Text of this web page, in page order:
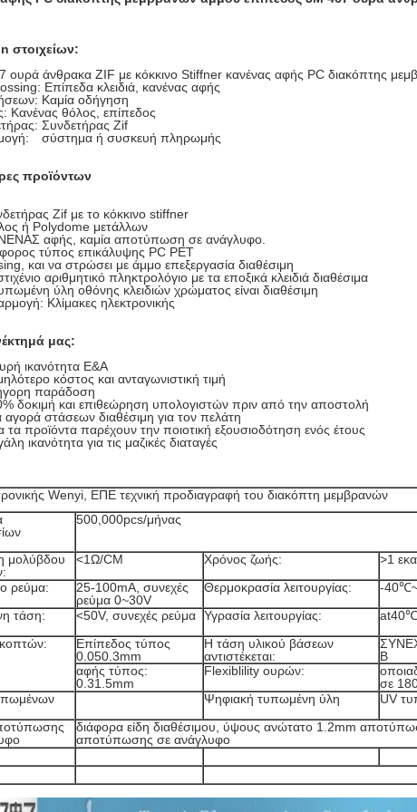
στοιχείων:
ουρά άνθρακα ZIF με κόκκινο Stiffner κανένας αφής PC διακόπτης
Επίπεδα κλειδιά, κανένας αφής
Καμία οδήγηση
θόλος, επίπεδος
Συνδετήρας Zif
σύστημα ή συσκευή πληρωμής
προϊόντων
Zif με το κόκκινο stiffner
ή Polydome μετάλλων
αφής, καμία αποτύπωση σε ανάγλυφο.
τύπος επικάλυψης PC PET
και να στρώσει με άμμο επεξεργασία διαθέσιμη
αριθμητικό πληκτρολόγιο με τα εποξικά κλειδιά διαθέσιμα
ύλη οθόνης κλειδιών χρώματος είναι διαθέσιμη
Κλίμακες ηλεκτρονικής
μας:
ικανότητα Ε&Α
κόστος και ανταγωνιστική τιμή
παράδοση
δοκιμή και επιθεώρηση υπολογιστών πριν από την αποστολή
αγορά στάσεων διαθέσιμη για τον πελάτη
τα προϊόντα παρέχουν την ποιοτική εξουσιοδότηση ενός έτους
ικανότητα για τις μαζικές διαταγές
Wenyi, ΕΠΕ τεχνική προδιαγραφή του διακόπτη μεμβρανών
500,000pcs/μήνας
μολύβδου
<1Ω/CM Χρόνος ζωής:
>1
ρεύμα:
25-100mA, συνεχές
ρεύμα 0~30V
Θερμοκρασία λειτουργίας:
-
τάση:
<50V, συνεχές ρεύμα Υγρασία λειτουργίας:
Επίπεδος τύπος
0.050.3mm
Η τάση υλικού βάσεων
αντιστέκεται:
Β
αφής τύπος:
0.31.5mm
Flexiblility ουρών:
σε
Ψηφιακή τυπωμένη ύλη
UV
διάφορα είδη διαθέσιμου, ύψους ανώτατο 1.2mm
αποτύπωσης σε ανάγλυφο